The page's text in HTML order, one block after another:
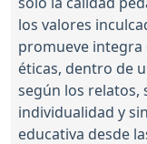
los valores
promueve integra
éticas, dentro de
según los relatos,
individualidad y
educativa desde